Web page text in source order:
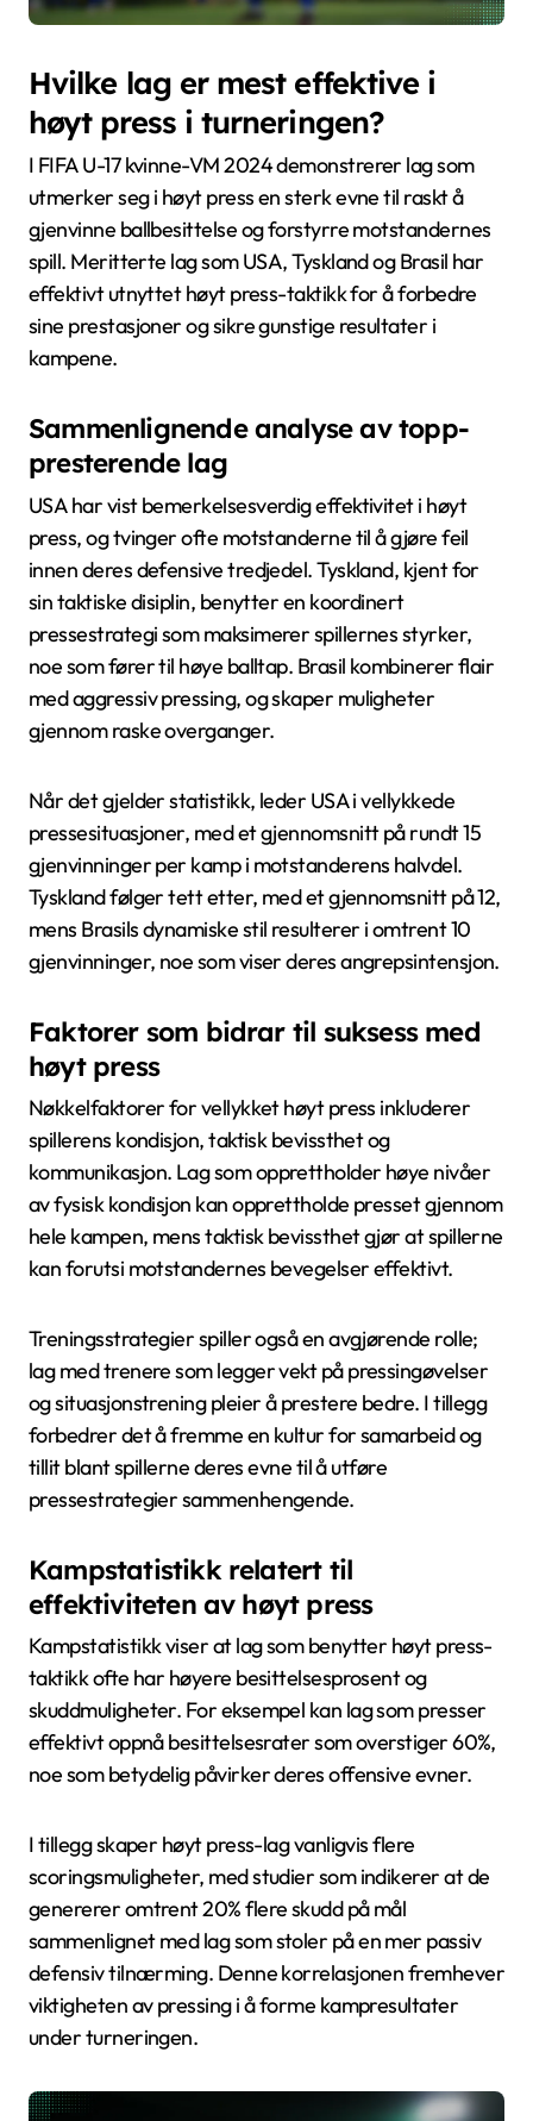
Hvilke lag er mest effektive i
høyt press i turneringen?
I FIFA U-17 kvinne-VM 2024 demonstrerer lag som
utmerker seg i høyt press en sterk evne til raskt å
gjenvinne ballbesittelse og forstyrre motstandernes
spill. Meritterte lag som USA, Tyskland og Brasil har
effektivt utnyttet høyt press-taktikk for å forbedre
sine prestasjoner og sikre gunstige resultater i
kampene.
Sammenlignende analyse av topp-
presterende lag
USA har vist bemerkelsesverdig effektivitet i høyt
press, og tvinger ofte motstanderne til å gjøre feil
innen deres defensive tredjedel. Tyskland, kjent for
sin taktiske disiplin, benytter en koordinert
pressestrategi som maksimerer spillernes styrker,
noe som fører til høye balltap. Brasil kombinerer flair
med aggressiv pressing, og skaper muligheter
gjennom raske overganger.
Når det gjelder statistikk, leder USA i vellykkede
pressesituasjoner, med et gjennomsnitt på rundt 15
gjenvinninger per kamp i motstanderens halvdel.
Tyskland følger tett etter, med et gjennomsnitt på 12,
mens Brasils dynamiske stil resulterer i omtrent 10
gjenvinninger, noe som viser deres angrepsintensjon.
Faktorer som bidrar til suksess med
høyt press
Nøkkelfaktorer for vellykket høyt press inkluderer
spillerens kondisjon, taktisk bevissthet og
kommunikasjon. Lag som opprettholder høye nivåer
av fysisk kondisjon kan opprettholde presset gjennom
hele kampen, mens taktisk bevissthet gjør at spillerne
kan forutsi motstandernes bevegelser effektivt.
Treningsstrategier spiller også en avgjørende rolle;
lag med trenere som legger vekt på pressingøvelser
og situasjonstrening pleier å prestere bedre. I tillegg
forbedrer det å fremme en kultur for samarbeid og
tillit blant spillerne deres evne til å utføre
pressestrategier sammenhengende.
Kampstatistikk relatert til
effektiviteten av høyt press
Kampstatistikk viser at lag som benytter høyt press-
taktikk ofte har høyere besittelsesprosent og
skuddmuligheter. For eksempel kan lag som presser
effektivt oppnå besittelsesrater som overstiger 60%,
noe som betydelig påvirker deres offensive evner.
I tillegg skaper høyt press-lag vanligvis flere
scoringsmuligheter, med studier som indikerer at de
genererer omtrent 20% flere skudd på mål
sammenlignet med lag som stoler på en mer passiv
defensiv tilnærming. Denne korrelasjonen fremhever
viktigheten av pressing i å forme kampresultater
under turneringen.